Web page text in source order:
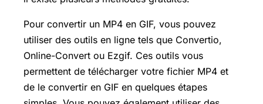
Pour convertir un MP4 en GIF, vous pouvez
utiliser des outils en ligne tels que Convertio,
Online-Convert ou Ezgif. Ces outils vous
permettent de télécharger votre fichier MP4 et
de le convertir en GIF en quelques étapes